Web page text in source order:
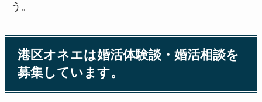
う。
港区オネエは婚活体験談・婚活相談を
募集しています。